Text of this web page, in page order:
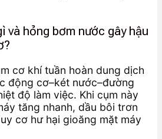
và hỏng bơm nước gây hậu
cơ khí tuần hoàn dung dịch
động cơ–két nước–đường
độ làm việc. Khi cụm này
tăng nhanh, dầu bôi trơn
cơ hư hại gioăng mặt máy